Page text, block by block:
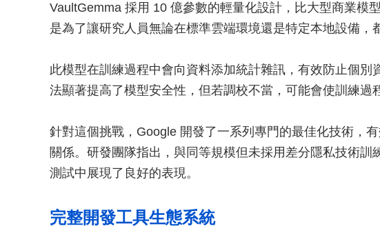
VaultGemma 採用 10 億參數的輕量化設計，比大型商業模
是為了讓研究人員無論在標準雲端環境還是特定本地設備，
此模型在訓練過程中會向資料添加統計雜訊，有效防止個別
法顯著提高了模型安全性，但若調校不當，可能會使訓練過
針對這個挑戰，Google 開發了一系列專門的最佳化技術，
關係。研發團隊指出，與同等規模但未採用差分隱私技術訓
測試中展現了良好的表現。
完整開發工具生態系統